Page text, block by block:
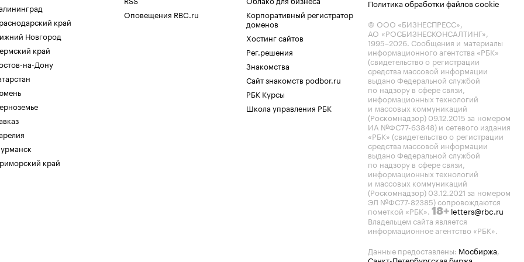
край
Новгород
край
на-Дону
край
Оповещения RBC.ru
Корпоративный регистратор
доменов
Хостинг сайтов
Рег.решения
Знакомства
Сайт знакомств podbor.ru
РБК Курсы
Школа управления РБК
Политика обработки файлов cookie
© ООО «БИЗНЕСПРЕСС»,
АО «РОСБИЗНЕСКОНСАЛТИНГ»,
1995–2026. Сообщения и материалы
информационного агентства «РБК»
(свидетельство о регистрации
средства массовой информации
выдано Федеральной службой
по надзору в сфере связи,
информационных технологий
и массовых коммуникаций
(Роскомнадзор) 09.12.2015 за номером
ИА №ФС77-63848) и сетевого издания
«РБК» (свидетельство о регистрации
средства массовой информации
выдано Федеральной службой
по надзору в сфере связи,
информационных технологий
и массовых коммуникаций
(Роскомнадзор) 03.12.2021 за номером
ЭЛ №ФС77-82385) сопровождаются
пометкой «РБК». 18+ letters@rbc.ru
Владельцем сайта является
информационное агентство «РБК».
Данные предоставлены: Мосбиржа,
Санкт-Петербургская биржа